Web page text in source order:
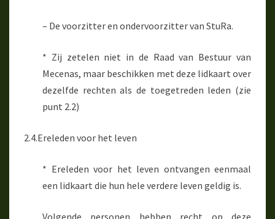
– De voorzitter en ondervoorzitter van StuRa.
* Zij zetelen niet in de Raad van Bestuur van
Mecenas, maar beschikken met deze lidkaart over
dezelfde rechten als de toegetreden leden (zie
punt 2.2)
2.4.Ereleden voor het leven
* Ereleden voor het leven ontvangen eenmaal
een lidkaart die hun hele verdere leven geldig is.
Volgende personen hebben recht op deze